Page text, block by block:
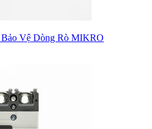
Vệ Dòng Rò MIKRO